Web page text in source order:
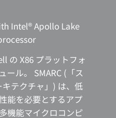
Intel® Apollo Lake
の X86 プラットフォ
ール。 SMARC (「ス
テクチャ」) は、低
能を必要とするアプ
機能マイクロコンピ